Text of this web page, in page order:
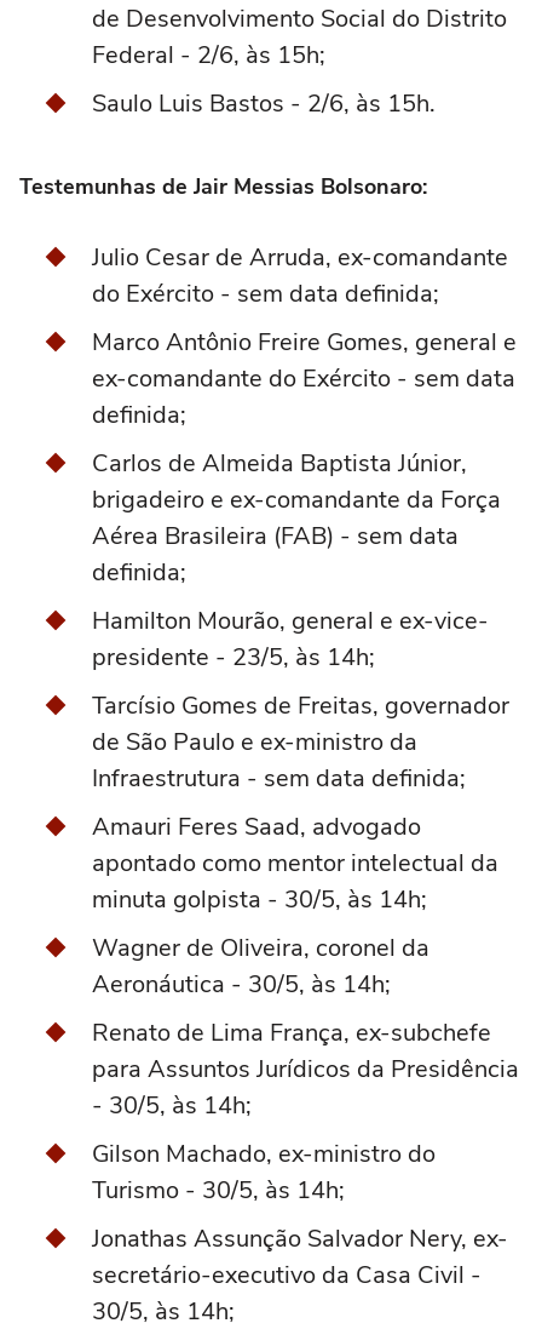
de Desenvolvimento Social do Distrito
Federal - 2/6, às 15h;
Saulo Luis Bastos - 2/6, às 15h.
Testemunhas de Jair Messias Bolsonaro:
Julio Cesar de Arruda, ex-comandante
do Exército - sem data definida;
Marco Antônio Freire Gomes, general e
ex-comandante do Exército - sem data
definida;
Carlos de Almeida Baptista Júnior,
brigadeiro e ex-comandante da Força
Aérea Brasileira (FAB) - sem data
definida;
Hamilton Mourão, general e ex-vice-
presidente - 23/5, às 14h;
Tarcísio Gomes de Freitas, governador
de São Paulo e ex-ministro da
Infraestrutura - sem data definida;
Amauri Feres Saad, advogado
apontado como mentor intelectual da
minuta golpista - 30/5, às 14h;
Wagner de Oliveira, coronel da
Aeronáutica - 30/5, às 14h;
Renato de Lima França, ex-subchefe
para Assuntos Jurídicos da Presidência
- 30/5, às 14h;
Gilson Machado, ex-ministro do
Turismo - 30/5, às 14h;
Jonathas Assunção Salvador Nery, ex-
secretário-executivo da Casa Civil -
30/5, às 14h;